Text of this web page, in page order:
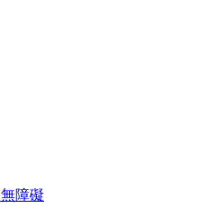
無障礙